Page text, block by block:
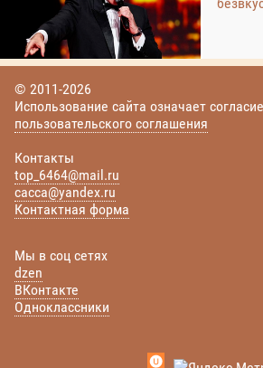
© 2011-2026
Использование сайта означает
пользовательского соглашения
Контакты
top_6464@mail.ru
cacca@yandex.ru
Контактная форма
Мы в соц сетях
dzen
ВКонтакте
Одноклассники